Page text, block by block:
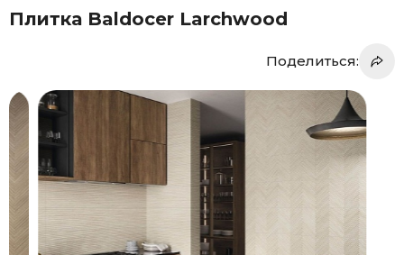
Плитка Baldocer Larchwood
Поделиться: